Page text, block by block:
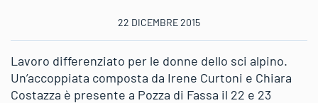
22 DICEMBRE 2015
Lavoro differenziato per le donne dello sci alpino.
Un’accoppiata composta da Irene Curtoni e Chiara
Costazza è presente a Pozza di Fassa il 22 e 23